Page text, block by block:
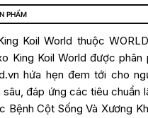
PHẨM
Koil World thuộc
King Koil World được phân
hứa hẹn đem tới cho
đáp ứng các tiêu chuẩn
Bệnh Cột Sống Và Xương